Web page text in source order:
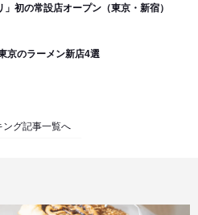
初の常設店オープン（東京・新宿）
京のラーメン新店4選
ング記事一覧へ